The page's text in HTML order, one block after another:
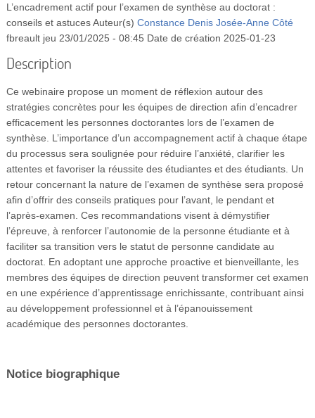
L’encadrement actif pour l’examen de synthèse au doctorat :
conseils et astucesAuteur(s) Constance Denis Josée-Anne Côté
fbreault jeu 23/01/2025 - 08:45 Date de création 2025-01-23
Description
Ce webinaire propose un moment de réflexion autour des
stratégies concrètes pour les équipes de direction afin d’encadrer
efficacement les personnes doctorantes lors de l’examen de
synthèse. L’importance d’un accompagnement actif à chaque étape
du processus sera soulignée pour réduire l’anxiété, clarifier les
attentes et favoriser la réussite des étudiantes et des étudiants. Un
retour concernant la nature de l’examen de synthèse sera proposé
afin d’offrir des conseils pratiques pour l’avant, le pendant et
l’après-examen. Ces recommandations visent à démystifier
l’épreuve, à renforcer l’autonomie de la personne étudiante et à
faciliter sa transition vers le statut de personne candidate au
doctorat. En adoptant une approche proactive et bienveillante, les
membres des équipes de direction peuvent transformer cet examen
en une expérience d’apprentissage enrichissante, contribuant ainsi
au développement professionnel et à l’épanouissement
académique des personnes doctorantes.
Notice biographique